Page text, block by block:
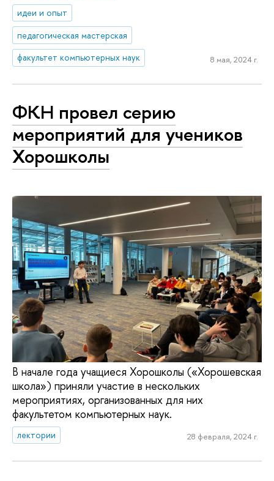
идеи и опыт
педагогическая мастерская
факультет компьютерных наук
8 мая, 2024 г.
ФКН провел серию
мероприятий для учеников
Хорошколы
В начале года учащиеся Хорошколы («Хорошевская
школа») приняли участие в нескольких
мероприятиях, организованных для них
факультетом компьютерных наук.
лектории 28 февраля, 2024 г.